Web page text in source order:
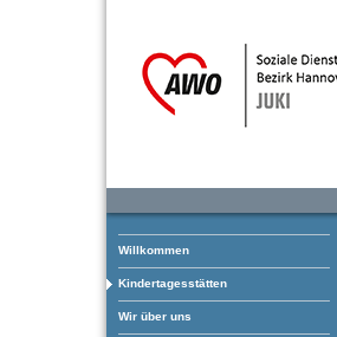
Willkommen
Kindertagesstätten
Wir über uns